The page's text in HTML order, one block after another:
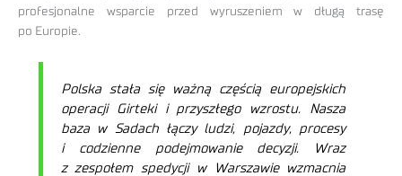
profesjonalne wsparcie przed wyruszeniem w długą trasę
po Europie.
Polska stała się ważną częścią europejskich
operacji Girteki i przyszłego wzrostu. Nasza
baza w Sadach łączy ludzi, pojazdy, procesy
i codzienne podejmowanie decyzji. Wraz
z zespołem spedycji w Warszawie wzmacnia